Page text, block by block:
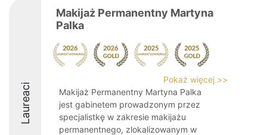
Laureaci
Makijaż Permanentny Martyna
Palka
Pokaż więcej >>
Makijaż Permanentny Martyna Palka
jest gabinetem prowadzonym przez
specjalistkę w zakresie makijażu
permanentnego, zlokalizowanym w